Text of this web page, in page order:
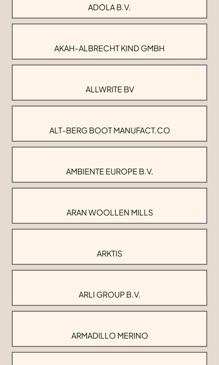
ADOLA B.V.
AKAH-ALBRECHT KIND GMBH
ALLWRITE BV
ALT-BERG BOOT MANUFACT.CO
AMBIENTE EUROPE B.V.
ARAN WOOLLEN MILLS
ARKTIS
ARLI GROUP B.V.
ARMADILLO MERINO